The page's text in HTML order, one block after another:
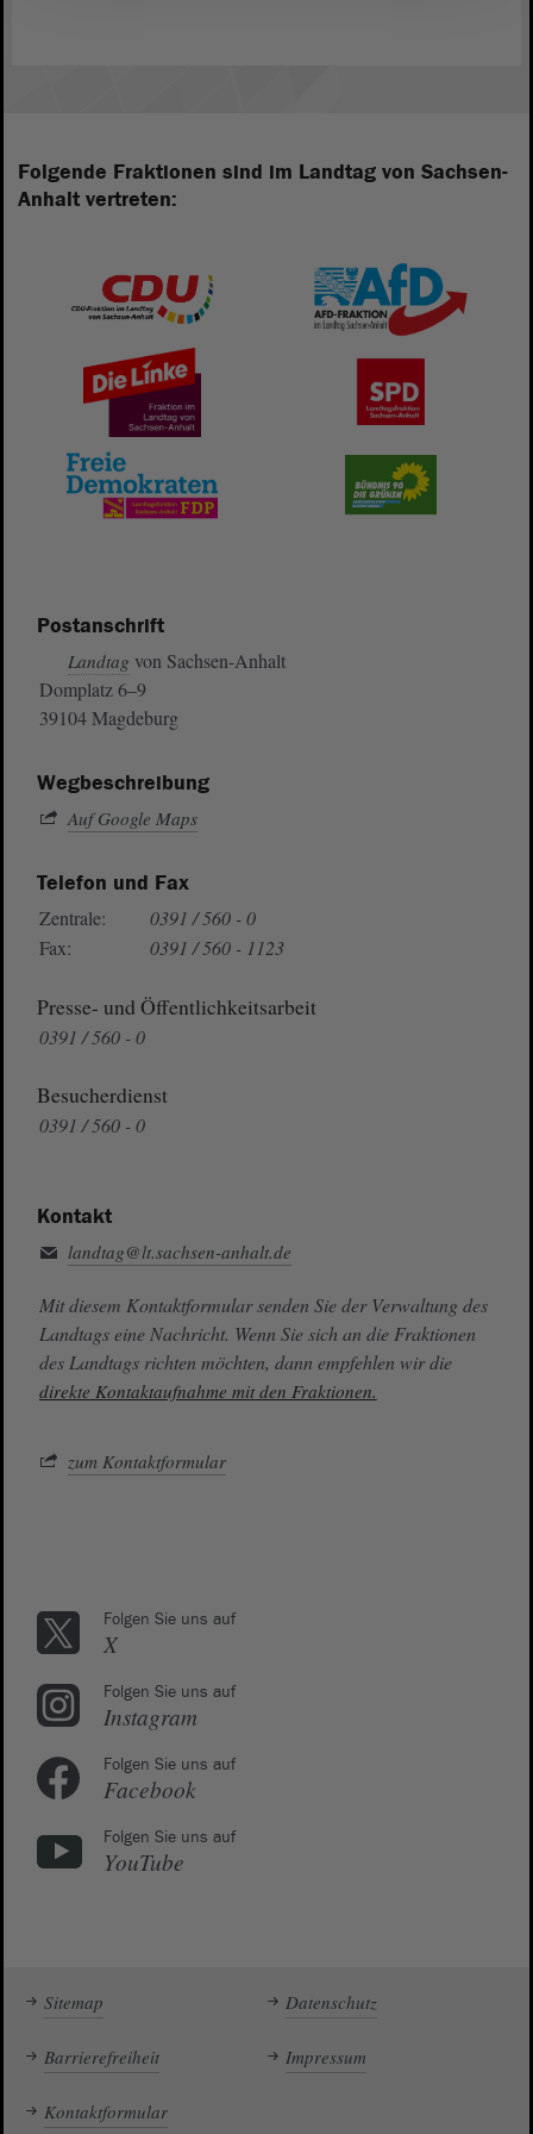
Folgende Fraktionen sind im Landtag von Sachsen-
Anhalt vertreten:
Postanschrift
Landtag von Sachsen-Anhalt
Domplatz 6–9
39104 Magdeburg
Wegbeschreibung
Auf Google Maps
Telefon und Fax
Zentrale:
0391 / 560 - 0
Fax:
0391 / 560 - 1123
Presse- und Öffentlichkeitsarbeit
0391 / 560 - 0
Besucherdienst
0391 / 560 - 0
Kontakt
landtag@lt.sachsen-anhalt.de
Mit diesem Kontaktformular senden Sie der Verwaltung des
Landtags eine Nachricht. Wenn Sie sich an die Fraktionen
des Landtags richten möchten, dann empfehlen wir die
direkte Kontaktaufnahme mit den Fraktionen.
zum Kontaktformular
Folgen Sie uns auf
X
Folgen Sie uns auf
Instagram
Folgen Sie uns auf
Facebook
Folgen Sie uns auf
YouTube
Sitemap Datenschutz
Barrierefreiheit Impressum
Kontaktformular